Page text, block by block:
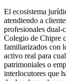
El ecosistema
atendiendo a
profesionales dual-
Colegio de Chipre
familiarizados con
activo real para
patrimoniales o
interlocutores que